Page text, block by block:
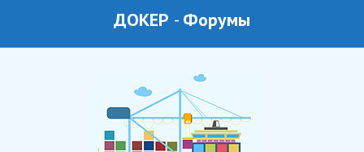
ДОКЕР - Форумы